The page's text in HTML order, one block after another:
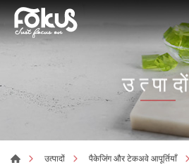
उत्पादों
उत्पादों पैकेजिंग और टेकअवे आपूर्तियाँ